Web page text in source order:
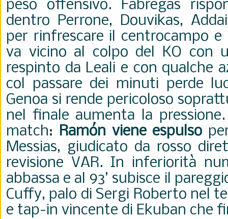
peso offensivo. Fabregas
dentro Perrone, Douvikas,
per rinfrescare il centrocampo
va vicino al colpo del KO con
respinto da Leali e con qualche
col passare dei minuti perde
Genoa si rende pericoloso
nel finale aumenta la
match: Ramón viene espulso
Messias, giudicato da rosso
revisione VAR. In inferiorità
abbassa e al 93’ subisce il
Cuffy, palo di Sergi Roberto nel
e tap-in vincente di Ekuban che